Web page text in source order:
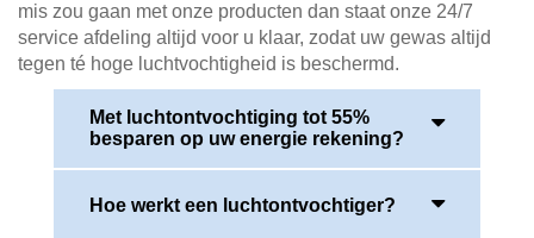
mis zou gaan met onze producten dan staat onze 24/7
service afdeling altijd voor u klaar, zodat uw gewas altijd
tegen té hoge luchtvochtigheid is beschermd.
Met luchtontvochtiging tot 55%
besparen op uw energie rekening?
Door de toepassing van luchtontvochtigers is een
Hoe werkt een luchtontvochtiger?